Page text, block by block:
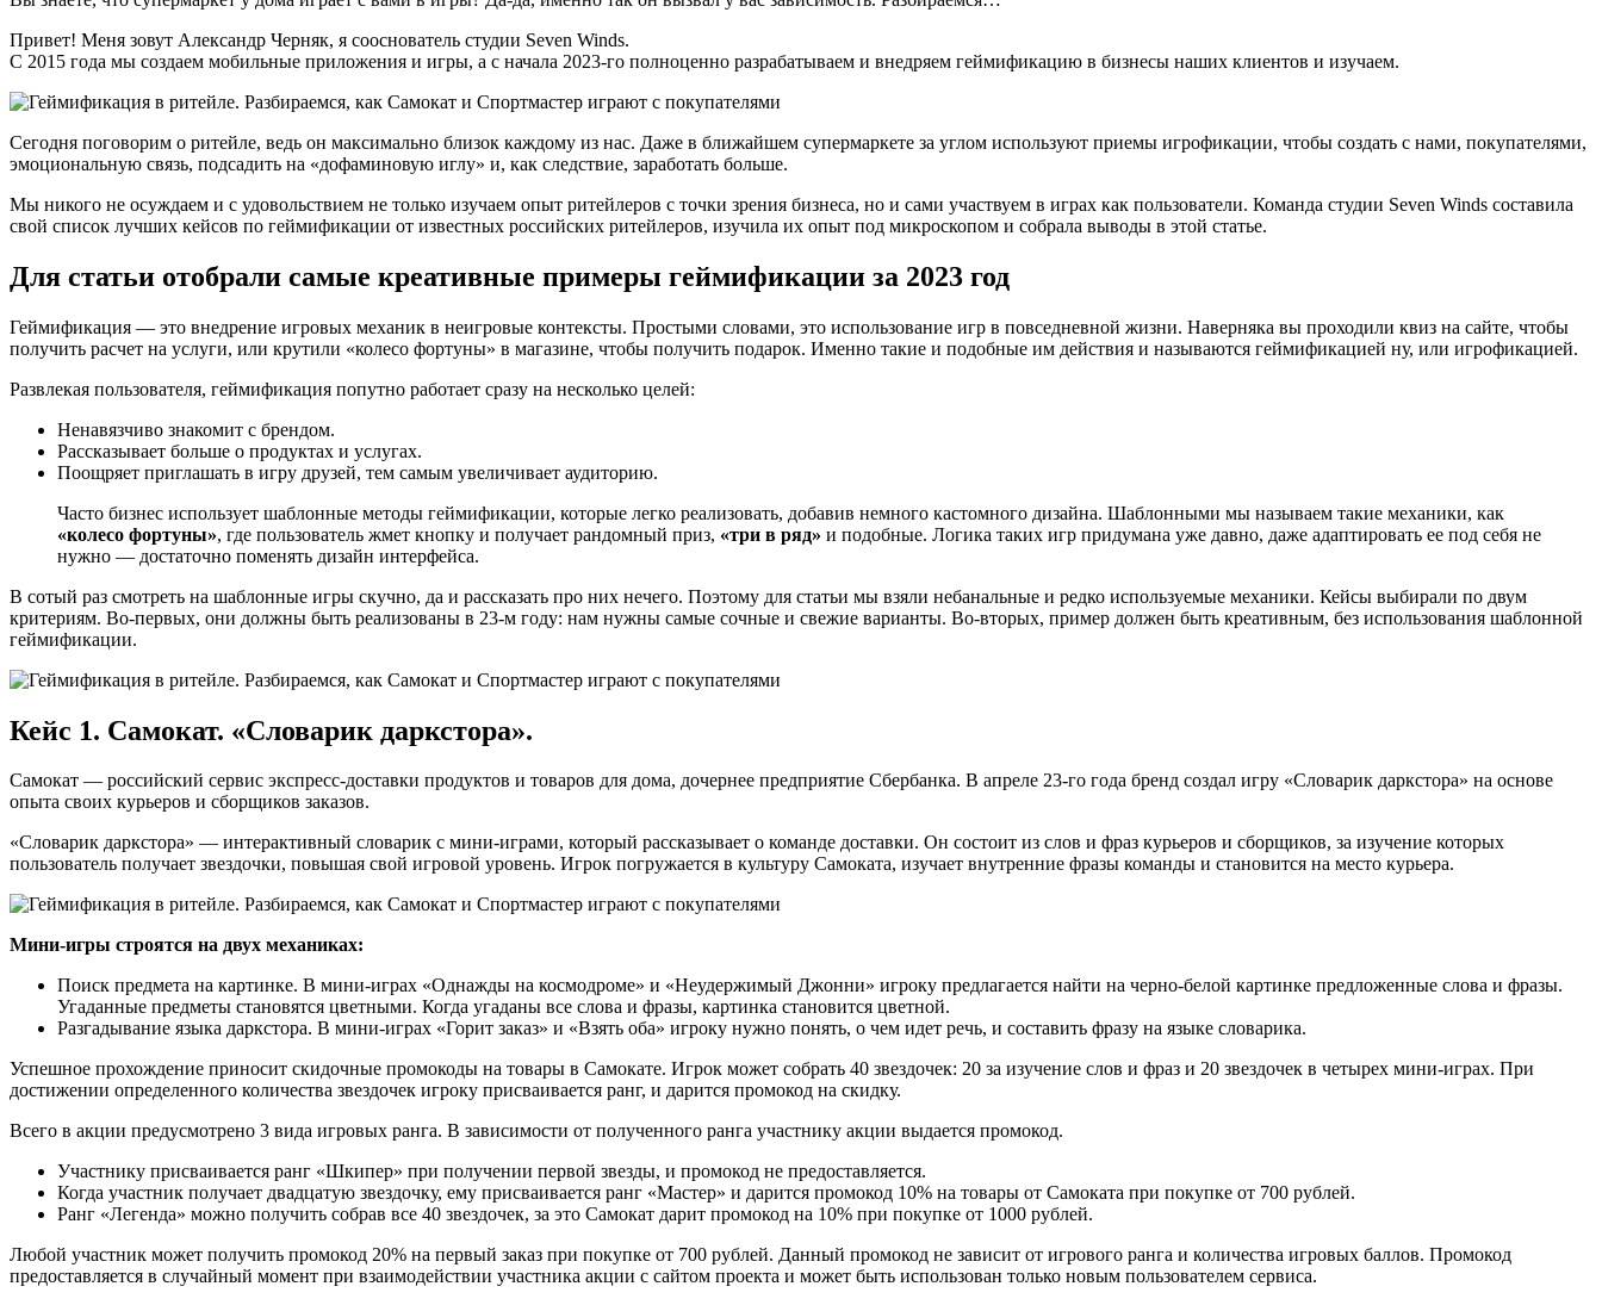
Привет! Меня зовут Александр Черняк, я сооснователь студии Seven Winds.
С 2015 года мы создаем мобильные приложения и игры, а с начала 2023-го полноценно разрабатываем и внедряем геймификацию в бизнесы наших клиентов и изучаем.
Сегодня поговорим о ритейле, ведь он максимально близок каждому из нас. Даже в ближайшем супермаркете за углом используют приемы игрофикации, чтобы создать с нами, покупателями,
эмоциональную связь, подсадить на «дофаминовую иглу» и, как следствие, заработать больше.
Мы никого не осуждаем и с удовольствием не только изучаем опыт ритейлеров с точки зрения бизнеса, но и сами участвуем в играх как пользователи. Команда студии Seven Winds составила
свой список лучших кейсов по геймификации от известных российских ритейлеров, изучила их опыт под микроскопом и собрала выводы в этой статье.
Для статьи отобрали самые креативные примеры геймификации за 2023 год
Геймификация — это внедрение игровых механик в неигровые контексты. Простыми словами, это использование игр в повседневной жизни. Наверняка вы проходили квиз на сайте, чтобы
получить расчет на услуги, или крутили «колесо фортуны» в магазине, чтобы получить подарок. Именно такие и подобные им действия и называются геймификацией ну, или игрофикацией.
Развлекая пользователя, геймификация попутно работает сразу на несколько целей:
Ненавязчиво знакомит с брендом.
Рассказывает больше о продуктах и услугах.
Поощряет приглашать в игру друзей, тем самым увеличивает аудиторию.
Часто бизнес использует шаблонные методы геймификации, которые легко реализовать, добавив немного кастомного дизайна. Шаблонными мы называем такие механики, как
«колесо фортуны», где пользователь жмет кнопку и получает рандомный приз, «три в ряд» и подобные. Логика таких игр придумана уже давно, даже адаптировать ее под себя не
нужно — достаточно поменять дизайн интерфейса.
В сотый раз смотреть на шаблонные игры скучно, да и рассказать про них нечего. Поэтому для статьи мы взяли небанальные и редко используемые механики. Кейсы выбирали по двум
критериям. Во-первых, они должны быть реализованы в 23-м году: нам нужны самые сочные и свежие варианты. Во-вторых, пример должен быть креативным, без использования шаблонной
геймификации.
Кейс 1. Самокат. «Словарик даркстора».
Самокат — российский сервис экспресс-доставки продуктов и товаров для дома, дочернее предприятие Сбербанка. В апреле 23-го года бренд создал игру «Словарик даркстора» на основе
опыта своих курьеров и сборщиков заказов.
«Словарик даркстора» — интерактивный словарик с мини-играми, который рассказывает о команде доставки. Он состоит из слов и фраз курьеров и сборщиков, за изучение которых
пользователь получает звездочки, повышая свой игровой уровень. Игрок погружается в культуру Самоката, изучает внутренние фразы команды и становится на место курьера.
Мини-игры строятся на двух механиках:
Поиск предмета на картинке. В мини-играх «Однажды на космодроме» и «Неудержимый Джонни» игроку предлагается найти на черно-белой картинке предложенные слова и фразы.
Угаданные предметы становятся цветными. Когда угаданы все слова и фразы, картинка становится цветной.
Разгадывание языка даркстора. В мини-играх «Горит заказ» и «Взять оба» игроку нужно понять, о чем идет речь, и составить фразу на языке словарика.
Успешное прохождение приносит скидочные промокоды на товары в Самокате. Игрок может собрать 40 звездочек: 20 за изучение слов и фраз и 20 звездочек в четырех мини-играх. При
достижении определенного количества звездочек игроку присваивается ранг, и дарится промокод на скидку.
Всего в акции предусмотрено 3 вида игровых ранга. В зависимости от полученного ранга участнику акции выдается промокод.
Участнику присваивается ранг «Шкипер» при получении первой звезды, и промокод не предоставляется.
Когда участник получает двадцатую звездочку, ему присваивается ранг «Мастер» и дарится промокод 10% на товары от Самоката при покупке от 700 рублей.
Ранг «Легенда» можно получить собрав все 40 звездочек, за это Самокат дарит промокод на 10% при покупке от 1000 рублей.
Любой участник может получить промокод 20% на первый заказ при покупке от 700 рублей. Данный промокод не зависит от игрового ранга и количества игровых баллов. Промокод
предоставляется в случайный момент при взаимодействии участника акции с сайтом проекта и может быть использован только новым пользователем сервиса.